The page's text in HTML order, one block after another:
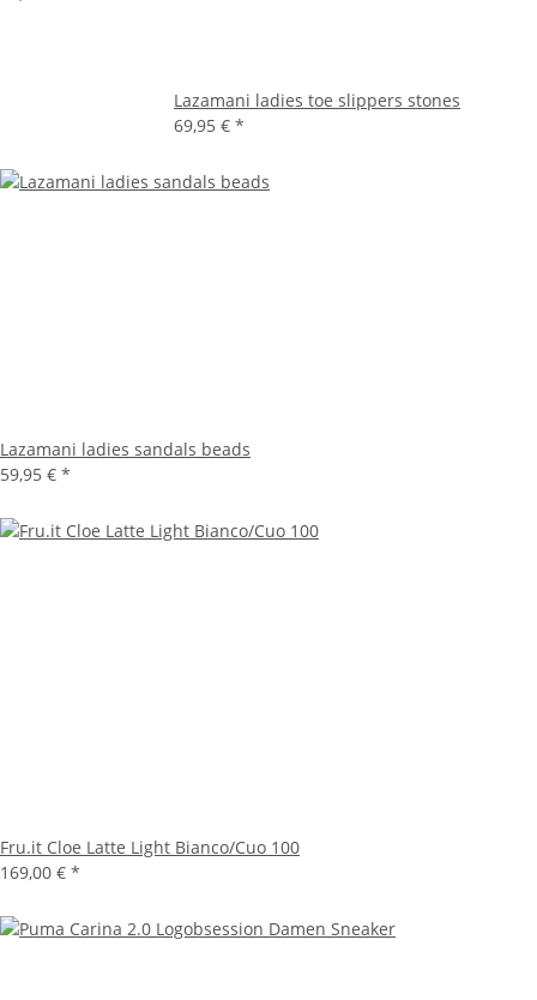
Lazamani ladies toe slippers stones
69,95 € *
Lazamani ladies sandals beads
59,95 € *
Fru.it Cloe Latte Light Bianco/Cuo 100
169,00 € *